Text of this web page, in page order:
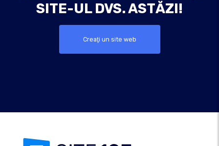
SITE-UL DVS. ASTĂZI!
Creaţi un site web